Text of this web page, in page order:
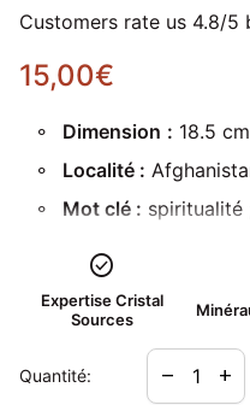
Customers rate us 4.8/5
Prix normal
15,00€
Dimension : 18.5 cm
Localité :
Mot clé : spiritualité
check_circle
Expertise Cristal
Sources
Quantité:
Diminuer
remove add